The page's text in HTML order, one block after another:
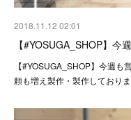
2018.11.12 02:01
【#YOSUGA_SHOP】今
【#YOSUGA_SHOP】今週
頼も増え製作・製作しており